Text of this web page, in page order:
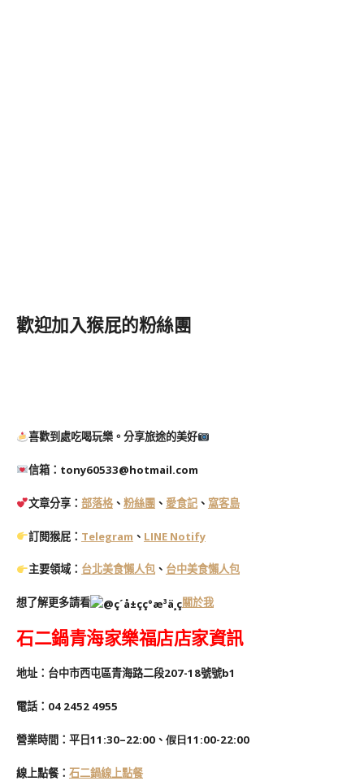
歡迎加入猴屁的粉絲團
喜歡到處吃喝玩樂。分享旅途的美好
信箱：tony60533@hotmail.com
文章分享： 部落格、 粉絲團、 愛食記、 窩客島
訂閱猴屁： Telegram 、 LINE Notify
主要領域： 台北美食懶人包、 台中美食懶人包
想了解更多請看 關於我
石二鍋青海家樂福店店家資訊
地址：台中市西屯區青海路二段207-18號號b1
電話：04 2452 4955
營業時間：平日11:30–22:00、 假日11:00-22:00
線上點餐： 石二鍋線上點餐